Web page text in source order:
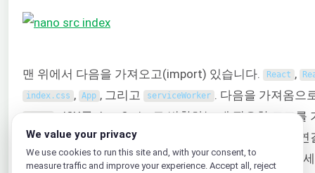
맨 위에서 다음을 가져오고(import) 있습니다. React ,
index. css , App , 그리고 serviceWorker . 다음을 가져옴으
, JSX를 JavaScript로 변환하는 데 필요한 코드를
니다. ReactDOM 은(는) React 코드를 기본 엘리먼트에 연
코드입니다 (
, 예를 들어). 다음 줄을 살펴보
We value your privacy
We use cookies to run this site and, with your consent, to
measure traffic and improve your experience. Accept all, reject